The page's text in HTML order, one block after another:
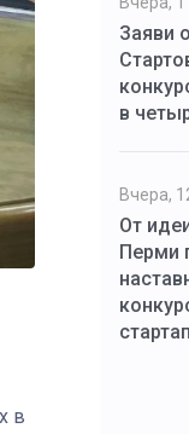
в
Заяви
в
Вчера,
От
Перми